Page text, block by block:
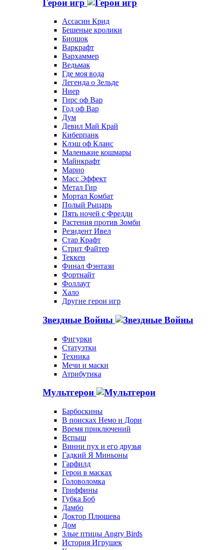
Герои игр
Ассасин Крид
Бешеные кролики
Биошок
Варкрафт
Вархаммер
Ведьмак
Где моя вода
Легенда о Зельде
Ниер
Гирс оф Вар
Год оф Вар
Дум
Девил Май Край
Киберпанк
Клэш оф Кланс
Маленькие кошмары
Майнкрафт
Марио
Масс Эффект
Метал Гир
Мортал Комбат
Полый Рыцарь
Пять ночей с Фредди
Растения против Зомби
Резидент Ивел
Стар Крафт
Стрит Файтер
Теккен
Финал Фэнтази
Фортнайт
Фоллаут
Хало
Другие герои игр
Звездные Войны
Фигурки
Статуэтки
Техника
Мечи и маски
Атрибутика
Мультгерои
Барбоскины
В поисках Немо и Дори
Время приключений
Вспыш
Винни пух и его друзья
Гадкий Я Миньоны
Гарфилд
Герои в масках
Головоломка
Гриффины
Губка Боб
Дамбо
Доктор Плюшева
Дом
Злые птицы Angry Birds
История Игрушек